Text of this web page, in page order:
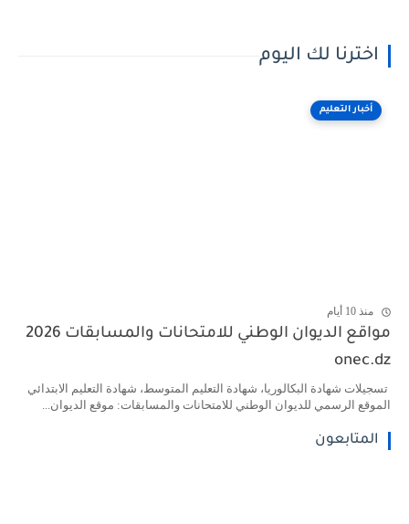
اخترنا لك اليوم
أخبار التعليم
منذ 10 أيام
مواقع الديوان الوطني للامتحانات والمسابقات 2026
onec.dz
تسجيلات شهادة البكالوريا، شهادة التعليم المتوسط، شهادة التعليم الابتدائي
الموقع الرسمي للديوان الوطني للامتحانات والمسابقات: موقع الديوان...
المتابعون